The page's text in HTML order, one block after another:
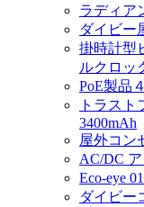
ラディア
ダイビー
掛時計型
ルクロッ
PoE製品
トラス
3400mAh
屋外コン
AC/DC
Eco-eye
ダイビー